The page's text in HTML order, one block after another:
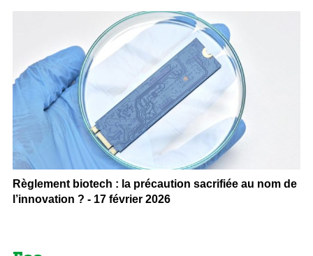
Règlement biotech : la précaution sacrifiée au nom de
l’innovation ? - 17 février 2026